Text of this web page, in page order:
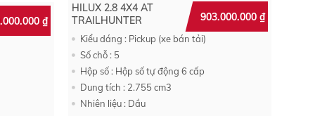
₫
HILUX 2.8 4X4 AT
TRAILHUNTER
903.000.000₫
Kiểu dáng : Pickup (xe bán tải)
Số chỗ : 5
Hộp số : Hộp số tự động 6 cấp
Dung tích : 2.755 cm3
Nhiên liệu : Dầu